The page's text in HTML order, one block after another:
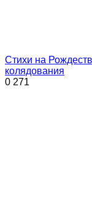
Стихи на
колядования
0 271